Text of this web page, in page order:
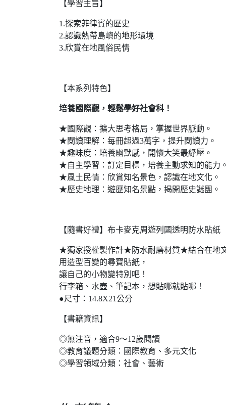
【學習主旨】
1.探索菲律賓的歷史
2.認識熱帶島嶼的地形環境
3.欣賞在地風俗民情
【本系列特色】
培養國際觀，輕鬆學好社會科！
★國際觀：擴大思考格局，掌握世界脈動。
★閱讀理解：每冊超過3萬字，提升閱讀力。
★趣味度：培養幽默感，開懷大笑最紓壓。
★自主學習：訂定目標，培養主動求知的能力
★風土民情：欣賞知名景色，認識在地文化。
★歷史地理：遊歷知名景點，揭開歷史謎團。
【隨書好禮】布卡麥克周遊列國透明防水貼紙
★獨家授權製作計★防水耐磨材質★結合在地
用造型百變的尋寶貼紙，
讓自己的小物變特別吧！
行李箱、水壺、筆記本，想貼哪就貼哪！
●尺寸：14.8X21公分
【書籍資訊】
◎無注音，適合9～12歲閱讀
◎教育議題分類：國際教育、多元文化
◎學習領域分類：社會、藝術